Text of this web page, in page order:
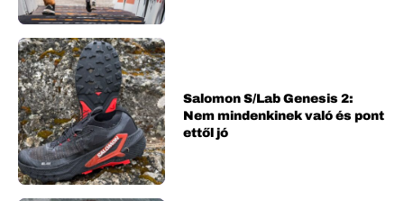
Salomon S/Lab Genesis 2:
Nem mindenkinek való és pont
ettől jó